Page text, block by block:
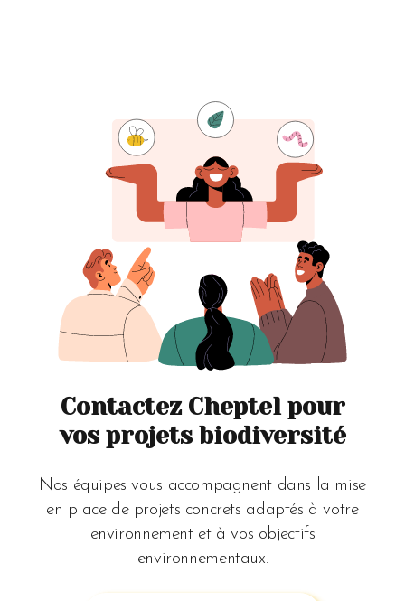
Contactez Cheptel pour
vos projets biodiversité
Nos équipes vous accompagnent dans la mise
en place de projets concrets adaptés à votre
environnement et à vos objectifs
environnementaux.